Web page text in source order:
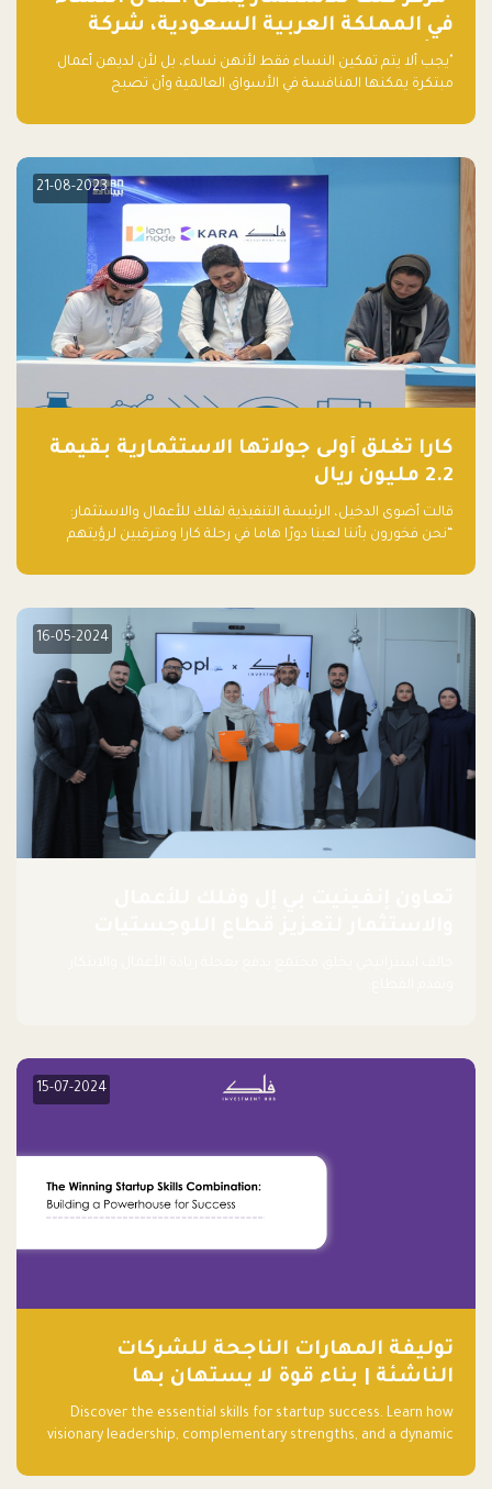
في المملكة العربية السعودية، شركة
ناشئة تلو الأخرى."
"يجب ألا يتم تمكين النساء فقط لأنهن نساء، بل لأن لديهن أعمال
مبتكرة يمكنها المنافسة في الأسواق العالمية وأن تصبح
21-08-2023
كارا تغلق أولى جولاتها الاستثمارية بقيمة
2.2 مليون ريال
قالت أضوى الدخيل، الرئيسة التنفيذية لفلك للأعمال والاستثمار:
“نحن فخورون بأننا لعبنا دورًا هاما في رحلة كارا ومترقبين لرؤيتهم
جيدًا لكوكبنا فحسب، بل إنه جيد أيضًا للأعمال”.
16-05-2024
15-07-2024
توليفة المهارات الناجحة للشركات
الناشئة | بناء قوة لا يستهان بها
Discover the essential skills for startup success. Learn how
visionary leadership, complementary strengths, and a dynamic
elevate your startup! Follow us @FalakHub